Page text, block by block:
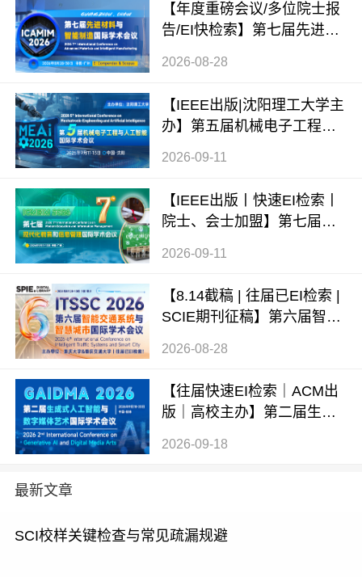
【年度重磅会议/多位院士报
告/EI快检索】第七届先进材
2026-08-28
【IEEE出版|沈阳理工大学主
办】第五届机械电子工程与
2026-09-11
【IEEE出版丨快速EI检索丨
院士、会士加盟】第七届现
术会议 (ICMEIM 2026)
2026-09-11
【8.14截稿 | 往届已EI检索 |
SCIE期刊征稿】第六届智能
术会议（ITSSC 2026）
2026-08-28
【往届快速EI检索｜ACM出
版｜高校主办】第二届生成
术会议 (GAIDMA 2026)
2026-09-18
最新文章
SCI校样关键检查与常见疏漏规避